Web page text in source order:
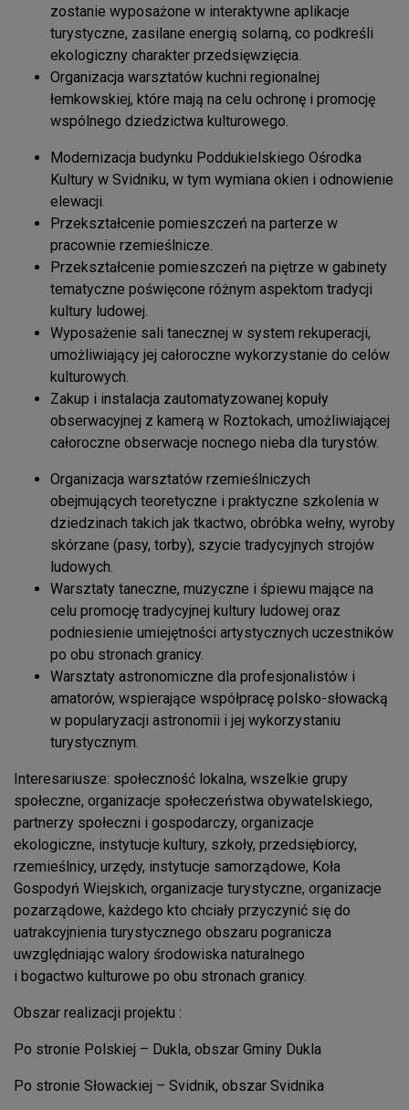
zostanie wyposażone w interaktywne aplikacje
turystyczne, zasilane energią solarną, co podkreśli
ekologiczny charakter przedsięwzięcia.
Organizacja warsztatów kuchni regionalnej
łemkowskiej, które mają na celu ochronę i promocję
wspólnego dziedzictwa kulturowego.
Modernizacja budynku Poddukielskiego Ośrodka
Kultury w Svidniku, w tym wymiana okien i odnowienie
elewacji.
Przekształcenie pomieszczeń na parterze w
pracownie rzemieślnicze.
Przekształcenie pomieszczeń na piętrze w gabinety
tematyczne poświęcone różnym aspektom tradycji
kultury ludowej.
Wyposażenie sali tanecznej w system rekuperacji,
umożliwiający jej całoroczne wykorzystanie do celów
kulturowych.
Zakup i instalacja zautomatyzowanej kopuły
obserwacyjnej z kamerą w Roztokach, umożliwiającej
całoroczne obserwacje nocnego nieba dla turystów.
Organizacja warsztatów rzemieślniczych
obejmujących teoretyczne i praktyczne szkolenia w
dziedzinach takich jak tkactwo, obróbka wełny, wyroby
skórzane (pasy, torby), szycie tradycyjnych strojów
ludowych.
Warsztaty taneczne, muzyczne i śpiewu mające na
celu promocję tradycyjnej kultury ludowej oraz
podniesienie umiejętności artystycznych uczestników
po obu stronach granicy.
Warsztaty astronomiczne dla profesjonalistów i
amatorów, wspierające współpracę polsko-słowacką
w popularyzacji astronomii i jej wykorzystaniu
turystycznym.
Interesariusze: społeczność lokalna, wszelkie grupy
społeczne, organizacje społeczeństwa obywatelskiego,
partnerzy społeczni i gospodarczy, organizacje
ekologiczne, instytucje kultury, szkoły, przedsiębiorcy,
rzemieślnicy, urzędy, instytucje samorządowe, Koła
Gospodyń Wiejskich, organizacje turystyczne, organizacje
pozarządowe, każdego kto chciały przyczynić się do
uatrakcyjnienia turystycznego obszaru pogranicza
uwzględniając walory środowiska naturalnego
i bogactwo kulturowe po obu stronach granicy.
Obszar realizacji projektu :
Po stronie Polskiej – Dukla, obszar Gminy Dukla
Po stronie Słowackiej – Svidnik, obszar Svidnika